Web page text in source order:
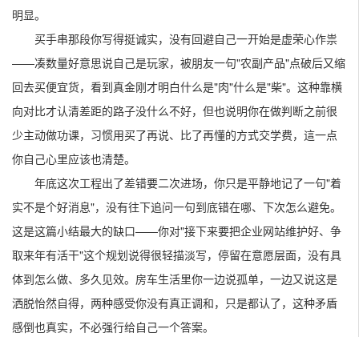
明显。
买手串那段你写得挺诚实，没有回避自己一开始是虚荣心作祟
——凑数量好意思说自己是玩家，被朋友一句"农副产品"点破后又缩
回去买便宜货，看到真金刚才明白什么是"肉"什么是"柴"。这种靠横
向对比才认清差距的路子没什么不好，但也说明你在做判断之前很
少主动做功课，习惯用买了再说、比了再懂的方式交学费，這一点
你自己心里应该也清楚。
年底这次工程出了差错要二次进场，你只是平静地记了一句"着
实不是个好消息"，没有往下追问一句到底错在哪、下次怎么避免。
这是这篇小结最大的缺口——你对"接下来要把企业网站维护好、争
取来年有活干"这个规划说得很轻描淡写，停留在意愿层面，没有具
体到怎么做、多久见效。房车生活里你一边说孤单，一边又说这是
洒脱怡然自得，两种感受你没有真正调和，只是都认了，这种矛盾
感倒也真实，不必强行给自己一个答案。